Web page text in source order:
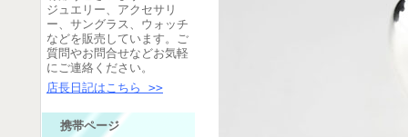
ジュエリー、アクセサリ
ー、サングラス、ウォッチ
などを販売しています。ご
質問やお問合せなどお気軽
にご連絡ください。
店長日記はこちら >>
携帯ページ